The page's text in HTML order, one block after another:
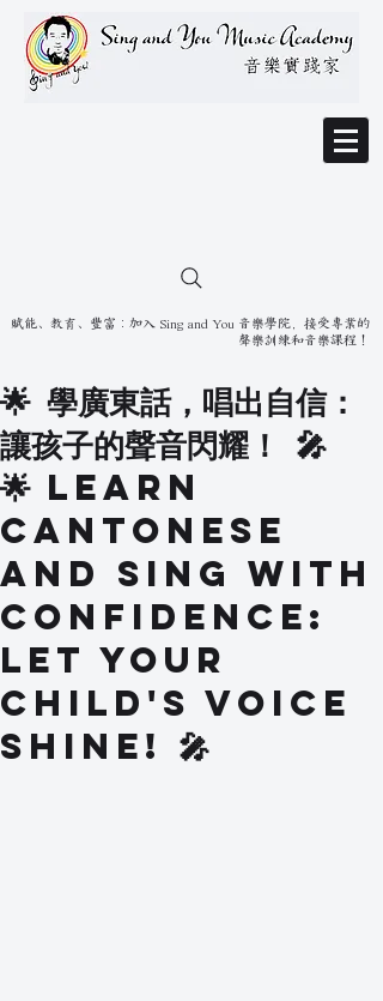
賦能、教育、豐富：加入 Sing and You 音樂學院，接受專業的
聲樂訓練和音樂課程！
🌟 學廣東話，唱出自信：
讓孩子的聲音閃耀！ 🎤
🌟 Learn
Cantonese
and Sing with
Confidence:
Let Your
Child's Voice
Shine! 🎤